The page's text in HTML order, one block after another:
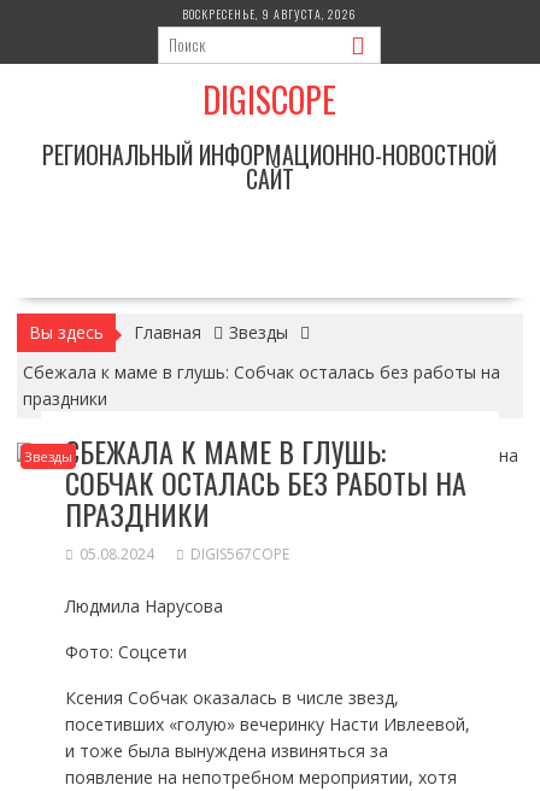
содержимому
ВОСКРЕСЕНЬЕ, 9 АВГУСТА, 2026
DIGISCOPE
РЕГИОНАЛЬНЫЙ ИНФОРМАЦИОННО-НОВОСТНОЙ
САЙТ
Вы здесь Главная
Звезды
Сбежала к маме в глушь: Собчак осталась без работы на
праздники
ЗвездыСБЕЖАЛА К МАМЕ В ГЛУШЬ:
СОБЧАК ОСТАЛАСЬ БЕЗ РАБОТЫ НА
ПРАЗДНИКИ
05.08.2024 DIGIS567COPE
Людмила Нарусова
Фото: Соцсети
Ксения Собчак оказалась в числе звезд,
посетивших «голую» вечеринку Насти Ивлеевой,
и тоже была вынуждена извиняться за
появление на непотребном мероприятии, хотя